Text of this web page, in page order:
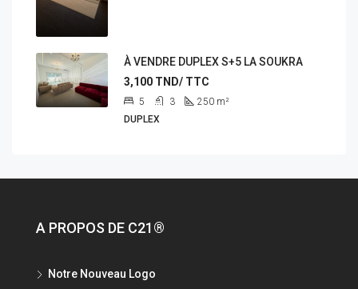
À VENDRE DUPLEX S+5 LA SOUKRA
3,100 TND/ TTC
5 3 250 m²
DUPLEX
A PROPOS DE C21®
Notre Nouveau Logo